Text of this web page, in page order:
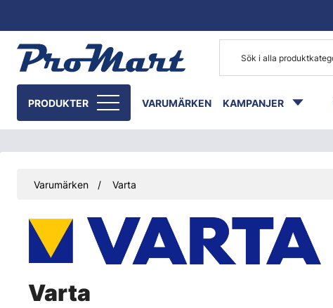
PRODUKTER VARUMÄRKEN KAMPANJER
Varumärken Varta
Varta